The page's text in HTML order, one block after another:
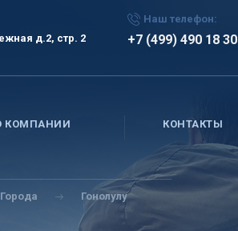
д.2, стр. 2
Наш телефон:
+7 (499) 490 18 30
КОМПАНИИ КОНТАКТЫ
Города Гонолулу